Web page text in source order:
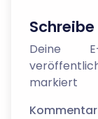
Deine
markiert
Kommentar